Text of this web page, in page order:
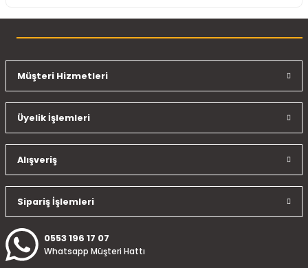
konularda yetersiz gördüğünüz noktaları öneri formunu
Ürün resmi kalitesiz, bozuk veya görüntülenemiyor.
Ürün açıklamasında eksik bilgiler bulunuyor.
Ürün fiyatı diğer sitelerden daha pahalı.
Bu ürüne benzer farklı alternatifler olmalı.
Müşteri Hizmetleri
Üyelik İşlemleri
Alışveriş
Sipariş İşlemleri
0553 196 17 07
Whatsapp Müşteri Hattı